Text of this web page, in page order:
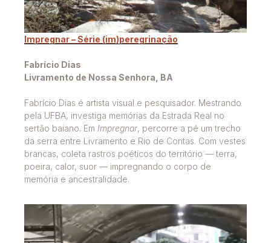
Impregnar – Série (im)peregrinação
Fabrício Dias
Livramento de Nossa Senhora, BA
Fabrício Dias é artista visual e pesquisador. Mestrando
pela UFBA, investiga memórias da Estrada Real no
sertão baiano. Em Impregnar, percorre a pé um trecho
da serra entre Livramento e Rio de Contas. Com vestes
brancas, coleta rastros poéticos do território — terra,
poeira, calor, suor — impregnando o corpo de
memória e ancestralidade.